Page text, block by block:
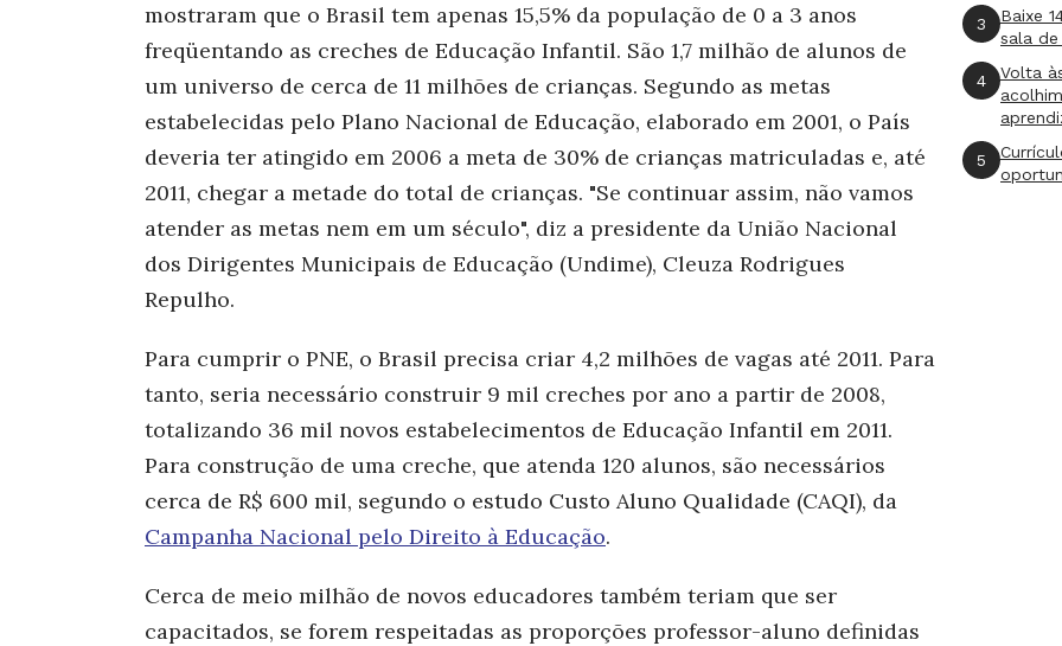
mostraram que o Brasil tem apenas 15,5% da população de 0 a 3 anos
freqüentando as creches de Educação Infantil. São 1,7 milhão de alunos de
um universo de cerca de 11 milhões de crianças. Segundo as metas
estabelecidas pelo Plano Nacional de Educação, elaborado em 2001, o País
deveria ter atingido em 2006 a meta de 30% de crianças matriculadas e, até
2011, chegar a metade do total de crianças. "Se continuar assim, não vamos
atender as metas nem em um século", diz a presidente da União Nacional
dos Dirigentes Municipais de Educação (Undime), Cleuza Rodrigues
Repulho.
Para cumprir o PNE, o Brasil precisa criar 4,2 milhões de vagas até 2011. Para
tanto, seria necessário construir 9 mil creches por ano a partir de 2008,
totalizando 36 mil novos estabelecimentos de Educação Infantil em 2011.
Para construção de uma creche, que atenda 120 alunos, são necessários
cerca de R$ 600 mil, segundo o estudo Custo Aluno Qualidade (CAQI), da
Campanha Nacional pelo Direito à Educação.
Cerca de meio milhão de novos educadores também teriam que ser
capacitados, se forem respeitadas as proporções professor-aluno definidas
3
Baixe
sala
4
Volta
5